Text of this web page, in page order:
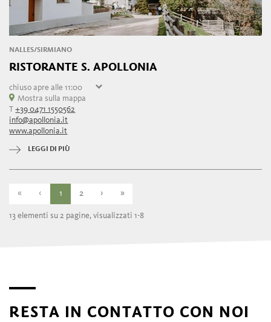
NALLES/SIRMIANO
RISTORANTE S. APOLLONIA
chiuso apre alle 11:00
sabato
11:00 - 22:00
domenica
lunedì
martedì
mercoledì
venerdì
11:00 - 22:00
Mostra sulla mappa
T+39 0471 1550562
info@apollonia.it
www.apollonia.it
LEGGI DI PIÙ
« ‹ 1 2 › »
13 elementi su 2 pagine, visualizzati 1-8
RESTA IN CONTATTO CON NOI